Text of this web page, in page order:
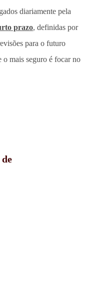
diariamente pela
prazo, definidas por
para o futuro
o mais seguro é focar no